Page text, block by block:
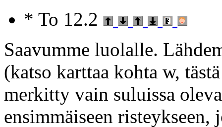
* To 12.2
Saavumme luolalle.
(katso karttaa kohta w,
merkitty vain suluissa
ensimmäiseen